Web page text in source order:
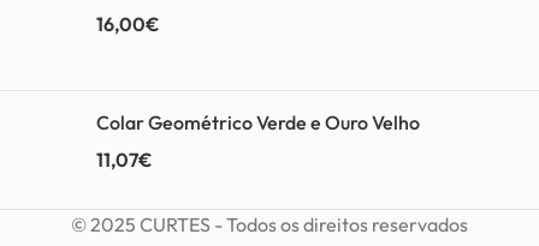
16,00€
Colar Geométrico Verde e Ouro Velho
11,07€
© 2025 CURTES - Todos os direitos reservados